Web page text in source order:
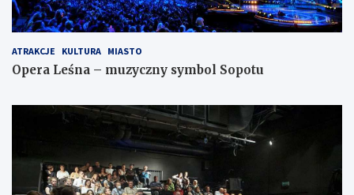
ATRAKCJE KULTURA MIASTO
Opera Leśna – muzyczny symbol Sopotu